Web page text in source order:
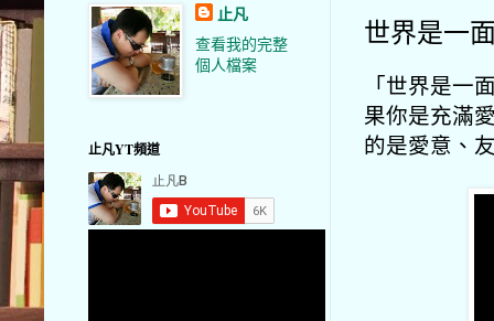
世界是一
「世界是一
果你是充滿
的是愛意、
止凡
查看我的完整
個人檔案
止凡YT頻道